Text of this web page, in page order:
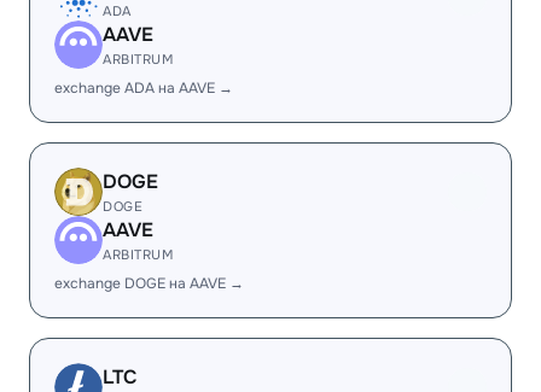
ADA
AAVE
ARBITRUM
exchange ADA на AAVE →
DOGE
DOGE
AAVE
ARBITRUM
exchange DOGE на AAVE →
LTC